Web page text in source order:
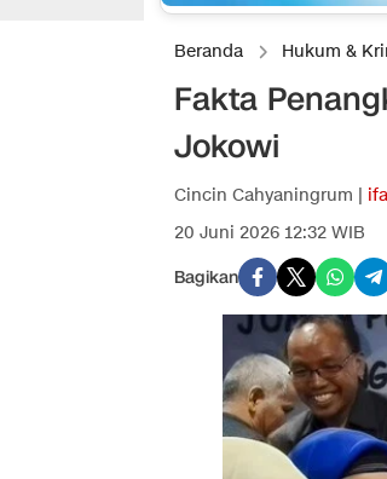
Beranda Hukum &
Fakta
Jokowi
Cincin Cahyaningrum |
20 Juni 2026 12:32 WIB
Bagikan